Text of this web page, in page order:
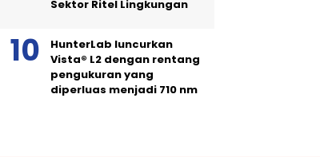
Sektor Ritel Lingkungan
HunterLab luncurkan
Vista® L2 dengan rentang
pengukuran yang
diperluas menjadi 710 nm